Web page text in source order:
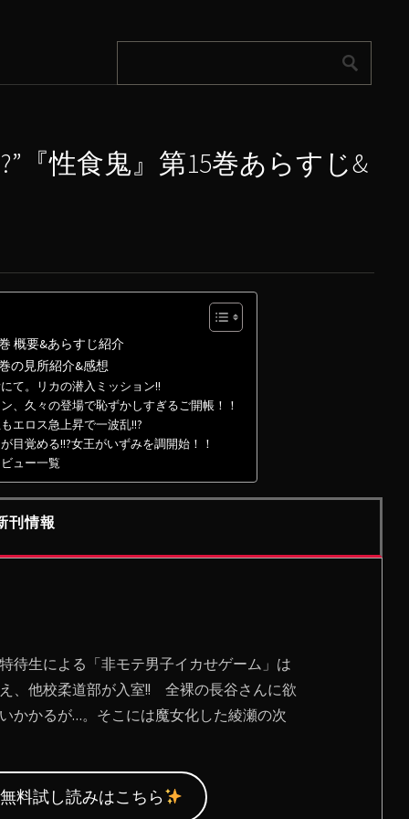
『性食鬼』第15巻あらすじ&
概要&あらすじ紹介
の見所紹介&感想
て。リカの潜入ミッション!!
、久々の登場で恥ずかしすぎるご開帳！！
エロス急上昇で一波乱!!?
目覚める!!?女王がいずみを調開始！！
ュー一覧
刊情報
待生による「非モテ男子イカせゲーム」は
、他校柔道部が入室!! 全裸の長谷さんに欲
かかるが…。そこには魔女化した綾瀬の次
無料試し読みはこちら